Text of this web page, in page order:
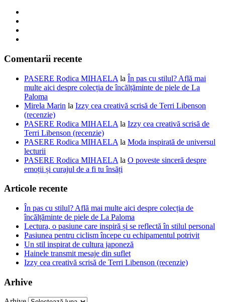
Comentarii recente
PASERE Rodica MIHAELA la În pas cu stilul? Află mai
multe aici despre colecția de încălțăminte de piele de La
Paloma
Mirela Marin la Izzy cea creativă scrisă de Terri Libenson
(recenzie)
PASERE Rodica MIHAELA la Izzy cea creativă scrisă de
Terri Libenson (recenzie)
PASERE Rodica MIHAELA la Moda inspirată de universul
lecturii
PASERE Rodica MIHAELA la O poveste sinceră despre
emoții și curajul de a fi tu însăți
Articole recente
În pas cu stilul? Află mai multe aici despre colecția de
încălțăminte de piele de La Paloma
Lectura, o pasiune care inspiră și se reflectă în stilul personal
Pasiunea pentru ciclism începe cu echipamentul potrivit
Un stil inspirat de cultura japoneză
Hainele transmit mesaje din suflet
Izzy cea creativă scrisă de Terri Libenson (recenzie)
Arhive